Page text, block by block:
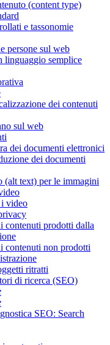
(content type)
e tassonomie
persone sul web
linguaggio semplice
dei contenuti
sul web
dei documenti elettronici
dei documenti
(alt text) per le immagini
video
contenuti prodotti dalla
contenuti non prodotti
ritratti
di ricerca (SEO)
SEO: Search